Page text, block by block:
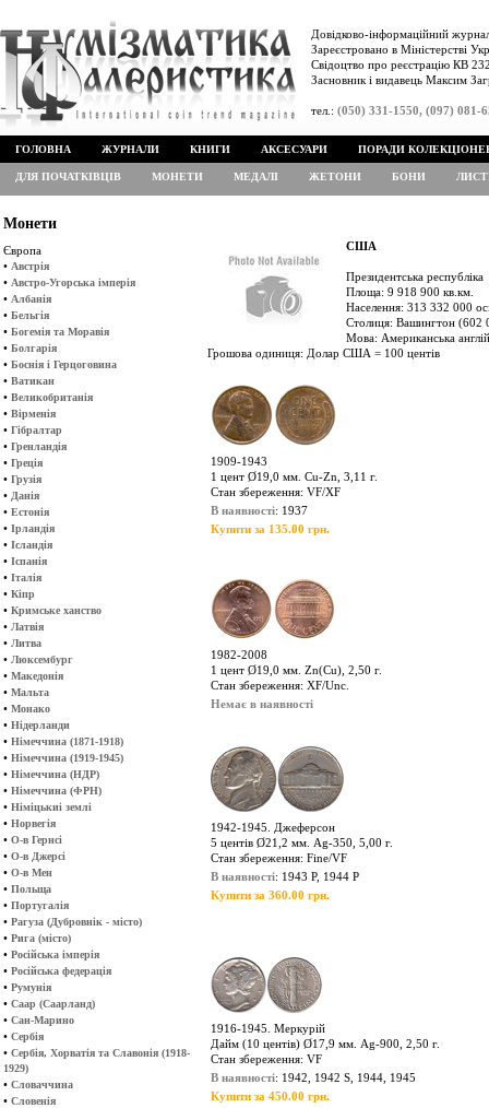
Довідково-інформаційний
Зареєстровано в Міністерстві
Свідоцтво про реєстрацію КВ
Засновник і видавець Максим
тел.: (050) 331-1550, (097) 081-
ГОЛОВНА ЖУРНАЛИ КНИГИ АКСЕСУАРИ ПОРАДИ
ДЛЯ ПОЧАТКІВЦІВ МОНЕТИ МЕДАЛІ ЖЕТОНИ БОНИ
Монети
Європа
• Австрія
• Австро-Угорська імперія
• Албанія
• Бельгія
• Богемія та Моравія
• Болгарія
• Боснія і Герцоговина
• Ватикан
• Великобританія
• Вірменія
• Гібралтар
• Гренландія
• Греція
• Грузія
• Данія
• Естонія
• Ірландія
• Ісландія
• Іспанія
• Італія
• Кіпр
• Кримське ханство
• Латвія
• Литва
• Люксембург
• Македонія
• Мальта
• Монако
• Нідерланди
• Німеччина (1871-1918)
• Німеччина (1919-1945)
• Німеччина (НДР)
• Німеччина (ФРН)
• Німіцькиі землі
• Норвегія
• О-в Гернсі
• О-в Джерсі
• О-в Мен
• Польща
• Португалія
• Рагуза (Дубровнік - місто)
• Рига (місто)
• Російська імперія
• Російська федерація
• Румунія
• Саар (Саарланд)
• Сан-Марино
• Сербія
• Сербія, Хорватія та Славонія (1918-
1929)
• Словаччина
• Словенія
США
Президентська республіка
Площа: 9 918 900 кв.км.
Населення: 313 332 000
Столиця: Вашингтон (602
Мова: Американська
Грошова одиниця: Долар США = 100 центів
1909-1943
1 цент Ø19,0 мм. Cu-Zn, 3,11 г.
Стан збереження: VF/XF
В наявності: 1937
Купити за 135.00 грн.
1982-2008
1 цент Ø19,0 мм. Zn(Cu), 2,50 г.
Стан збереження: XF/Unc.
Немає в наявності
1942-1945. Джеферсон
5 центів Ø21,2 мм. Ag-350, 5,00 г.
Стан збереження: Fine/VF
В наявності: 1943 P, 1944 P
Купити за 360.00 грн.
1916-1945. Меркурій
Дайм (10 центів) Ø17,9 мм. Ag-900, 2,50 г.
Стан збереження: VF
В наявності: 1942, 1942 S, 1944, 1945
Купити за 450.00 грн.